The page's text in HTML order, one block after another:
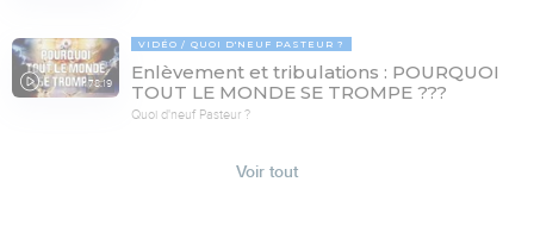
78:19
VIDÉO QUOI D'NEUF PASTEUR ?
Enlèvement et tribulations : POURQUOI
TOUT LE MONDE SE TROMPE ???
Quoi d'neuf Pasteur ?
Voir tout